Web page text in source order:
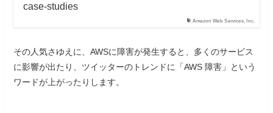
Amazon Web Services, Inc.
case-studies
その人気さゆえに、AWSに障害が発生すると、多くのサービス
に影響が出たり、ツイッターのトレンドに「AWS 障害」という
ワードが上がったりします。